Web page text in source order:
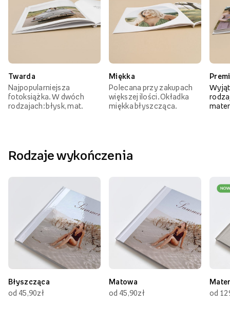
Twarda
Najpopularniejsza
fotoksiążka. W dwóch
rodzajach: błysk, mat.
Miękka
Polecana przy zakupach
większej ilości. Okładka
miękka błyszcząca.
Rodzaje wykończenia
Błyszcząca
od 45,90zł
Matowa
od 45,90zł
od